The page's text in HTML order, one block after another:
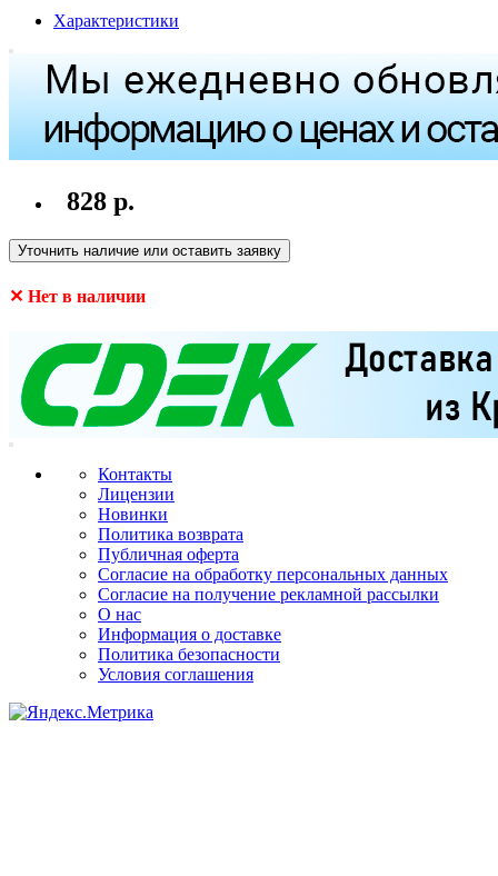
Характеристики
828 р.
Уточнить наличие или оставить заявку
✕ Нет в наличии
Контакты
Лицензии
Новинки
Политика возврата
Публичная оферта
Согласие на обработку персональных данных
Согласие на получение рекламной рассылки
О нас
Информация о доставке
Политика безопасности
Условия соглашения